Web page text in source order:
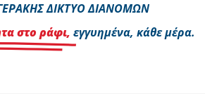
ΔΙΚΤΥΟ ΔΙΑΝΟΜΩΝ
στο ράφι, εγγυημένα, κάθε μέρα.